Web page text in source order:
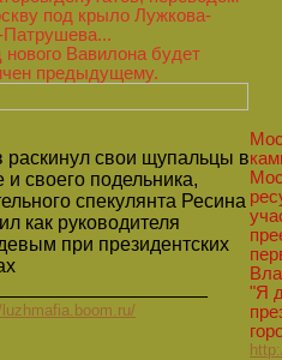
под крыло Лужкова-
Патрушева...
нового Вавилона будет
предыдущему.
раскинул свои щупальцы в
и своего подельника,
спекулянта Ресина
как руководителя
при президентских
"Я